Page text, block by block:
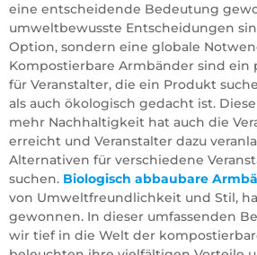
eine entscheidende Bedeutung
umweltbewusste Entscheidungen
Option, sondern eine globale
Kompostierbare Armbänder sind ein
für Veranstalter, die ein Produkt
als auch ökologisch gedacht ist.
mehr Nachhaltigkeit hat auch die
erreicht und Veranstalter dazu
Alternativen für verschiedene
suchen. Biologisch abbaubare
von Umweltfreundlichkeit und Stil,
gewonnen. In dieser umfassenden
wir tief in die Welt der